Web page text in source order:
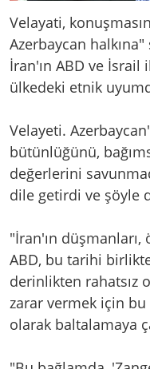
Velayati,
Azerbaycan
İran'ın ABD ve İsrail
ülkedeki etnik
Velayeti.
bütünlüğünü,
değerlerini
dile getirdi ve şöyle
"İran'ın
ABD, bu tarihi
derinlikten rahatsız
zarar vermek için
olarak baltalamaya